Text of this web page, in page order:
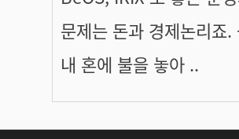
문제는 돈과 경제논리죠
내 혼에 불을 놓아 ..